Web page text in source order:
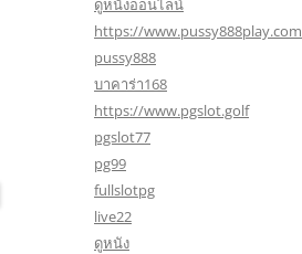
ดูหนังออนไลน์
https://www.pussy888play.com
pussy888
บาคาร่า168
https://www.pgslot.golf
pgslot77
pg99
fullslotpg
live22
ดูหนัง